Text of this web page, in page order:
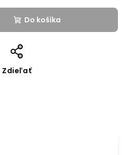
Do košíka
Zdieľať